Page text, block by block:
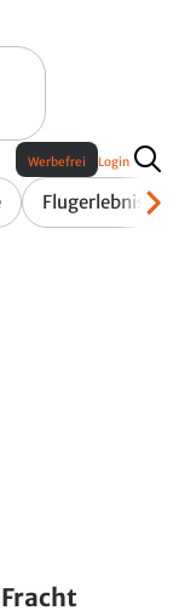
Flugerlebnis
Werbefrei Login